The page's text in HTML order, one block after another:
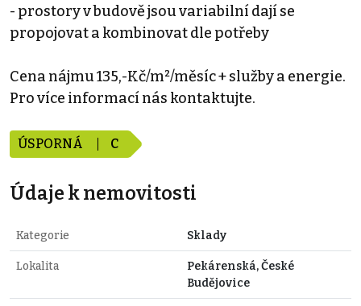
- prostory v budově jsou variabilní dají se
propojovat a kombinovat dle potřeby
Cena nájmu 135,-Kč/m²/měsíc + služby a energie.
Pro více informací nás kontaktujte.
ÚSPORNÁ C
Údaje k nemovitosti
Kategorie Sklady
Lokalita
Pekárenská, České
Budějovice